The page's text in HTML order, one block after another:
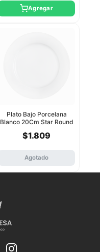
Agregar
Plato Bajo Porcelana
Blanco 20Cm Star Round
$1.809
Agotado